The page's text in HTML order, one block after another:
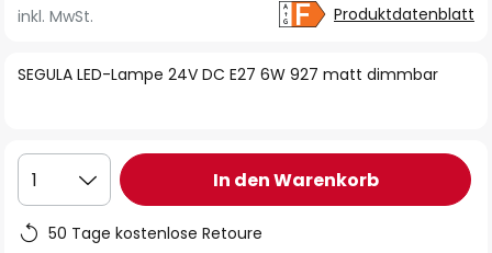
der
springen
SEGULA LED-Lampe 24V DC E27 6W 927 matt dimmbar
inkl. MwSt. Produktdatenblatt
1 In den Warenkorb
50 Tage kostenlose Retoure